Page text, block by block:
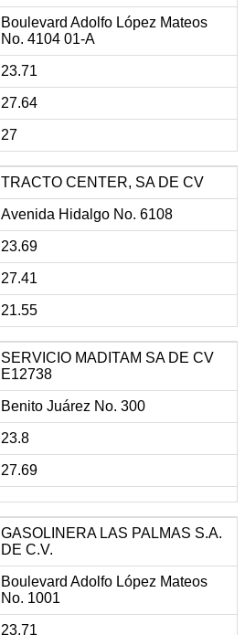
Boulevard Adolfo López Mateos
No. 4104 01-A
23.71
27.64
27
TRACTO CENTER, SA DE CV
Avenida Hidalgo No. 6108
23.69
27.41
21.55
SERVICIO MADITAM SA DE CV
E12738
Benito Juárez No. 300
23.8
27.69
GASOLINERA LAS PALMAS S.A.
DE C.V.
Boulevard Adolfo López Mateos
No. 1001
23.71